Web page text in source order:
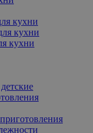
кухни
кухни
кухни